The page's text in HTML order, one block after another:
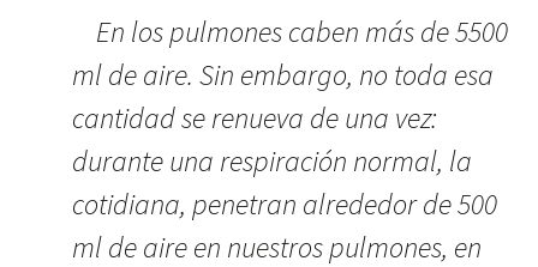
En los pulmones caben más de 5500
ml de aire. Sin embargo, no toda esa
cantidad se renueva de una vez:
durante una respiración normal, la
cotidiana, penetran alrededor de 500
ml de aire en nuestros pulmones, en